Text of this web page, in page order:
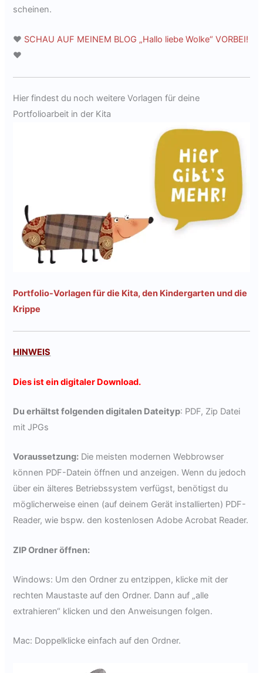
scheinen.
♥ SCHAU AUF MEINEM BLOG „Hallo liebe Wolke“ VORBEI!
♥
Hier findest du noch weitere Vorlagen für deine
Portfolioarbeit in der Kita
Portfolio-Vorlagen für die Kita, den Kindergarten und die
Krippe
HINWEIS
Dies ist ein digitaler Download.
Du erhältst folgenden digitalen Dateityp: PDF, Zip Datei
mit JPGs
Voraussetzung: Die meisten modernen Webbrowser
können PDF-Datein öffnen und anzeigen. Wenn du jedoch
über ein älteres Betriebssystem verfügst, benötigst du
möglicherweise einen (auf deinem Gerät installierten) PDF-
Reader, wie bspw. den kostenlosen Adobe Acrobat Reader.
ZIP Ordner öffnen:
Windows: Um den Ordner zu entzippen, klicke mit der
rechten Maustaste auf den Ordner. Dann auf „alle
extrahieren“ klicken und den Anweisungen folgen.
Mac: Doppelklicke einfach auf den Ordner.